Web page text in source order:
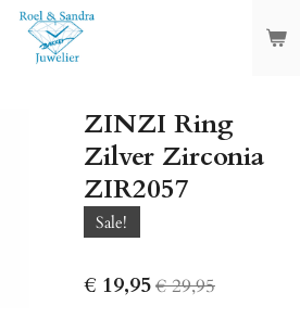
ZINZI Ring
Zilver Zirconia
ZIR2057
Sale!
€ 19,95€ 29,95